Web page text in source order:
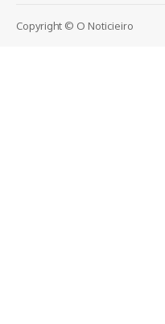
Copyright © O Noticieiro